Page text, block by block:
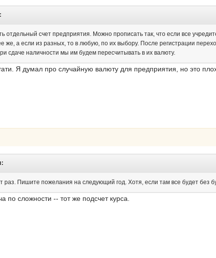
отдельный счет предприятия. Можно прописать так, что если все
же, а если из разных, то в любую, по их выбору. После регистрации
сдаче наличности мы им будем пересчитывать в их валюту.
Я думал про случайную валюту для предприятия, но это
раз. Пишите пожелания на следующий год. Хотя, если там все будет без
по сложности -- тот же подсчет курса.